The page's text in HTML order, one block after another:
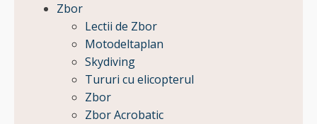
Zbor
Lectii de Zbor
Motodeltaplan
Skydiving
Tururi cu elicopterul
Zbor
Zbor Acrobatic